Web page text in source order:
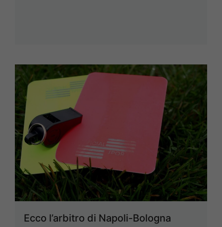
Ecco l’arbitro di Napoli-Bologna